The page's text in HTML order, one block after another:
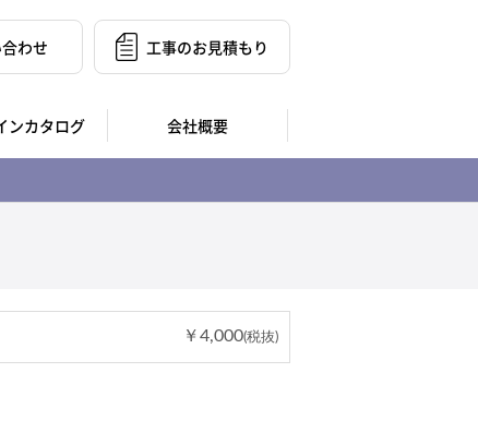
わせ 工事のお見積もり
ンカタログ 会社概要
￥4,000(税抜)